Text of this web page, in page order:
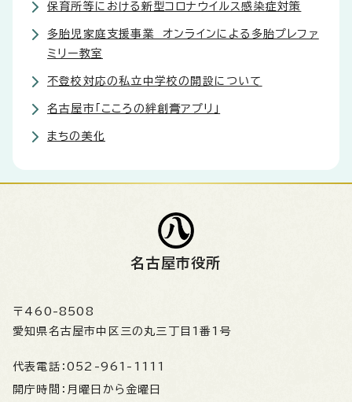
保育所等における新型コロナウイルス感染症対策
多胎児家庭支援事業 オンラインによる多胎プレファ
ミリー教室
不登校対応の私立中学校の開設について
名古屋市「こころの絆創膏アプリ」
まちの美化
名古屋市役所
〒460-8508
愛知県名古屋市中区三の丸三丁目1番1号
代表電話： 052-961-1111
開庁時間： 月曜日から金曜日